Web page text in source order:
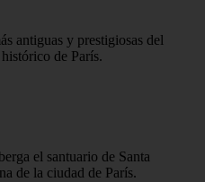
antiguas y prestigiosas del
de París.
el santuario de Santa
de la ciudad de París.